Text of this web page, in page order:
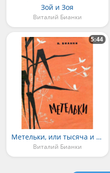
Зой и Зоя
Виталий Бианки
Метельки, или тысяча и один день
Виталий Бианки
5:44